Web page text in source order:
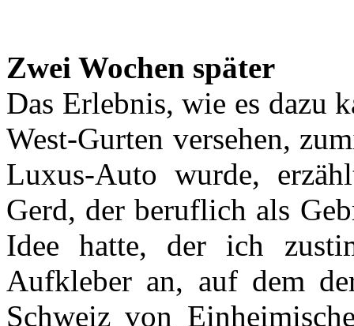
Zwei Wochen später
Das Erlebnis, wie es dazu
West-Gurten versehen,
Luxus-Auto wurde,
Gerd, der beruflich als
Idee hatte, der ich
Aufkleber an, auf dem
Schweiz von